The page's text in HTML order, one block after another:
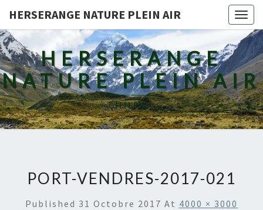
HERSERANGE NATURE PLEIN AIR
HERSERANGE
NATURE PLEIN AIR
H.N.P.A.
PORT-VENDRES-2017-021
Published 31 Octobre 2017 At 4000 × 3000